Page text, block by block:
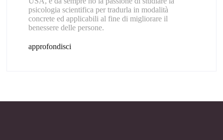
psicologia scientifica per tradurla in modalità
concrete ed applicabili al fine di migliorare il
benessere delle persone.
approfondisci